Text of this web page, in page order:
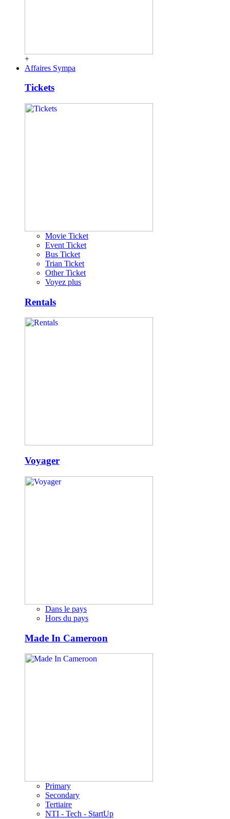
+
Affaires Sympa
Tickets
Movie Ticket
Event Ticket
Bus Ticket
Trian Ticket
Other Ticket
Voyez plus
Rentals
Voyager
Dans le pays
Hors du pays
Made In Cameroon
Primary
Secondary
Tertiaire
NTI - Tech - StartUp